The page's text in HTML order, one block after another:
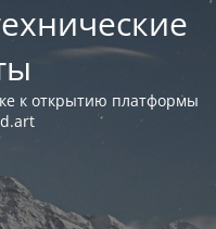
к открытию платформы